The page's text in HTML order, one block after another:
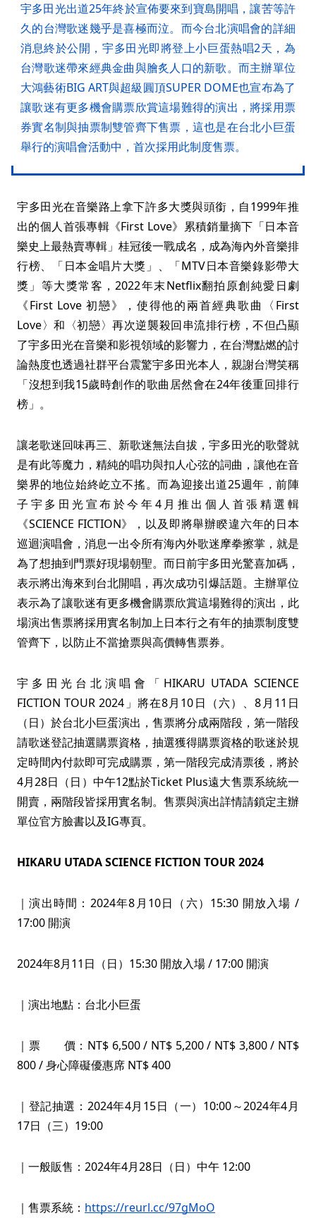
宇多田光出道25年終於宣佈要來到寶島開唱，讓苦等許
久的台灣歌迷幾乎是喜極而泣。而今台北演唱會的詳細
消息終於公開，宇多田光即將登上小巨蛋熱唱2天，為
台灣歌迷帶來經典金曲與膾炙人口的新歌。而主辦單位
大鴻藝術BIG ART與超級圓頂SUPER DOME也宣布為了
讓歌迷有更多機會購票欣賞這場難得的演出，將採用票
券實名制與抽票制雙管齊下售票，這也是在台北小巨蛋
舉行的演唱會活動中，首次採用此制度售票。
宇多田光在音樂路上拿下許多大獎與頭銜，自1999年推
出的個人首張專輯《First Love》累積銷量摘下「日本音
樂史上最熱賣專輯」桂冠後一戰成名，成為海內外音樂排
行榜、「日本金唱片大獎」、「MTV日本音樂錄影帶大
獎」等大獎常客，2022年末Netflix翻拍原創純愛日劇
《First Love 初戀》，使得他的兩首經典歌曲〈First
Love〉和〈初戀〉再次逆襲殺回串流排行榜，不但凸顯
了宇多田光在音樂和影視領域的影響力，在台灣點燃的討
論熱度也透過社群平台震驚宇多田光本人，親謝台灣笑稱
「沒想到我15歲時創作的歌曲居然會在24年後重回排行
榜」。
讓老歌迷回味再三、新歌迷無法自拔，宇多田光的歌聲就
是有此等魔力，精純的唱功與扣人心弦的詞曲，讓他在音
樂界的地位始終屹立不搖。而為迎接出道25週年，前陣
子宇多田光宣布於今年4月推出個人首張精選輯
《SCIENCE FICTION》，以及即將舉辦睽違六年的日本
巡迴演唱會，消息一出令所有海內外歌迷摩拳擦掌，就是
為了想抽到門票好現場朝聖。而日前宇多田光驚喜加碼，
表示將出海來到台北開唱，再次成功引爆話題。主辦單位
表示為了讓歌迷有更多機會購票欣賞這場難得的演出，此
場演出售票將採用實名制加上日本行之有年的抽票制度雙
管齊下，以防止不當搶票與高價轉售票券。
宇多田光台北演唱會「HIKARU UTADA SCIENCE
FICTION TOUR 2024」將在8月10日（六）、8月11日
（日）於台北小巨蛋演出，售票將分成兩階段，第一階段
請歌迷登記抽選購票資格，抽選獲得購票資格的歌迷於規
定時間內付款即可完成購票，第一階段完成清票後，將於
4月28日（日）中午12點於Ticket Plus遠大售票系統統一
開賣，兩階段皆採用實名制。售票與演出詳情請鎖定主辦
單位官方臉書以及IG專頁。
HIKARU UTADA SCIENCE FICTION TOUR 2024
｜演出時間：2024年8月10日（六）15:30 開放入場 /
17:00 開演
2024年8月11日（日）15:30 開放入場 / 17:00 開演
｜演出地點：台北小巨蛋
｜票 價：NT$ 6,500 / NT$ 5,200 / NT$ 3,800 / NT$
800 / 身心障礙優惠席 NT$ 400
｜登記抽選：2024年4月15日（一）10:00～2024年4月
17日（三）19:00
｜一般販售：2024年4月28日（日）中午 12:00
｜售票系統： https://reurl.cc/97gMoO